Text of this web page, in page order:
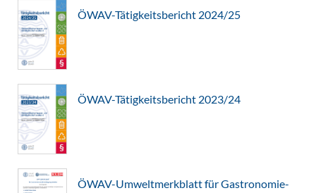
ÖWAV-Tätigkeitsbericht 2024/25
ÖWAV-Tätigkeitsbericht 2023/24
ÖWAV-Umweltmerkblatt für Gastronomie-